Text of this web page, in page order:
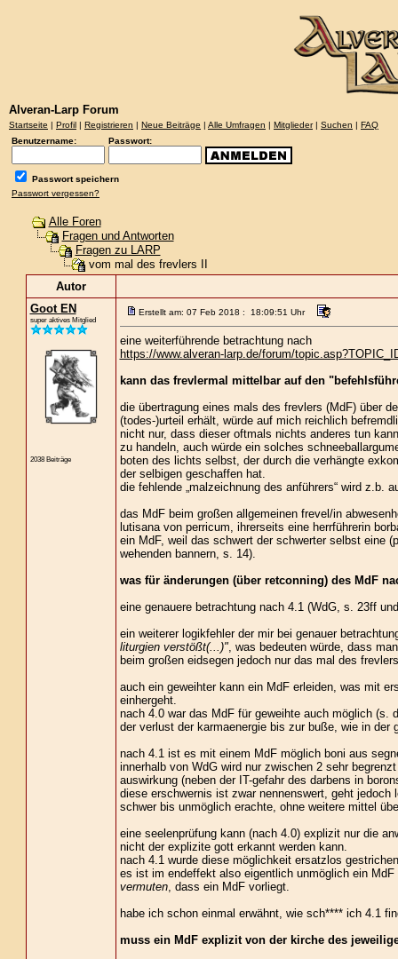
Alveran-Larp Forum
Startseite | Profil | Registrieren | Neue Beiträge | Alle Umfragen | Mitglieder| Suchen | FAQ
Benutzername:
Passwort:
Passwort speichern
Passwort vergessen?
Alle Foren
Fragen und Antworten
Fragen zu LARP
vom mal des frevlers II
Autor
Goot EN
super aktives Mitglied
2038 Beiträge
Erstellt am: 07 Feb 2018 : 18:09:51 Uhr
eine weiterführende betrachtung nach
https://www.alveran-larp.de/forum/
kann das frevlermal mittelbar auf den
die übertragung eines mals des frevlers (MdF) über
(todes-)urteil erhält, würde auf mich reichlich
nicht nur, dass dieser oftmals nichts anderes tun
zu handeln, auch würde ein solches
boten des lichts selbst, der durch die verhängte
der selbigen geschaffen hat.
die fehlende „malzeichnung des anführers“ wird z.b.
das MdF beim großen allgemeinen frevel/in
lutisana von perricum, ihrerseits eine herrführerin
ein MdF, weil das schwert der schwerter selbst eine
wehenden bannern, s. 14).
was für änderungen (über retconning) des MdF
eine genauere betrachtung nach 4.1 (WdG, s. 23ff
ein weiterer logikfehler der mir bei genauer
liturgien verstößt(...)", was bedeuten würde, dass
beim großen eidsegen jedoch nur das mal des
auch ein geweihter kann ein MdF erleiden, was mit
einhergeht.
nach 4.0 war das MdF für geweihte auch möglich (s.
der verlust der karmaenergie bis zur buße, wie in der
nach 4.1 ist es mit einem MdF möglich boni aus
innerhalb von WdG wird nur zwischen 2 sehr
auswirkung (neben der IT-gefahr des darbens in
diese erschwernis ist zwar nennenswert, geht
schwer bis unmöglich erachte, ohne weitere mittel
eine seelenprüfung kann (nach 4.0) explizit nur die
nicht der explizite gott erkannt werden kann.
nach 4.1 wurde diese möglichkeit ersatzlos
es ist im endeffekt also eigentlich unmöglich ein MdF
vermuten, dass ein MdF vorliegt.
habe ich schon einmal erwähnt, wie sch**** ich 4.1
muss ein MdF explizit von der kirche des